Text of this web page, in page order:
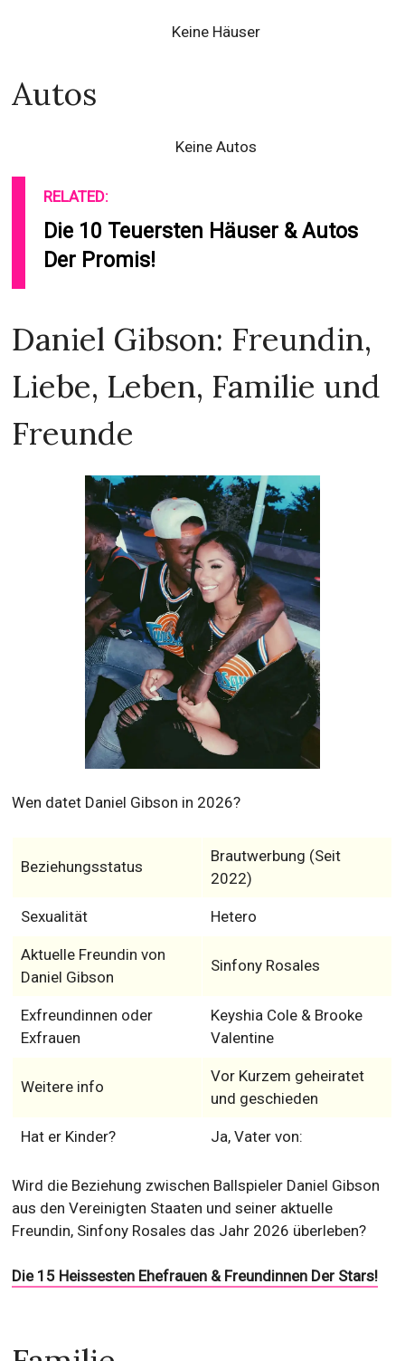
Keine Häuser
Autos
Keine Autos
RELATED:
Die 10 Teuersten Häuser & Autos
Der Promis!
Daniel Gibson: Freundin,
Liebe, Leben, Familie und
Freunde
Wen datet Daniel Gibson in 2026?
Beziehungsstatus
Brautwerbung (Seit
2022)
Sexualität Hetero
Aktuelle Freundin von
Daniel Gibson
Sinfony Rosales
Exfreundinnen oder
Exfrauen
Keyshia Cole & Brooke
Valentine
Weitere info
Vor Kurzem geheiratet
und geschieden
Hat er Kinder? Ja, Vater von:
Wird die Beziehung zwischen Ballspieler Daniel Gibson
aus den Vereinigten Staaten und seiner aktuelle
Freundin, Sinfony Rosales das Jahr 2026 überleben?
Die 15 Heissesten Ehefrauen & Freundinnen Der Stars!